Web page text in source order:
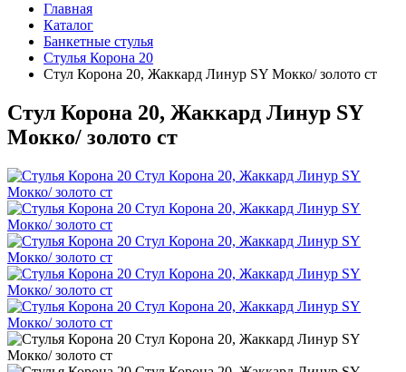
Главная
Каталог
Банкетные стулья
Стулья Корона 20
Стул Корона 20, Жаккард Линур SY Мокко/ золото ст
Стул Корона 20, Жаккард Линур SY
Мокко/ золото ст